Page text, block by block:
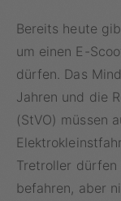
Bereits heute
um einen E-
dürfen. Das
Jahren und die
(StVO) müssen
Tretroller dürfen
befahren, aber